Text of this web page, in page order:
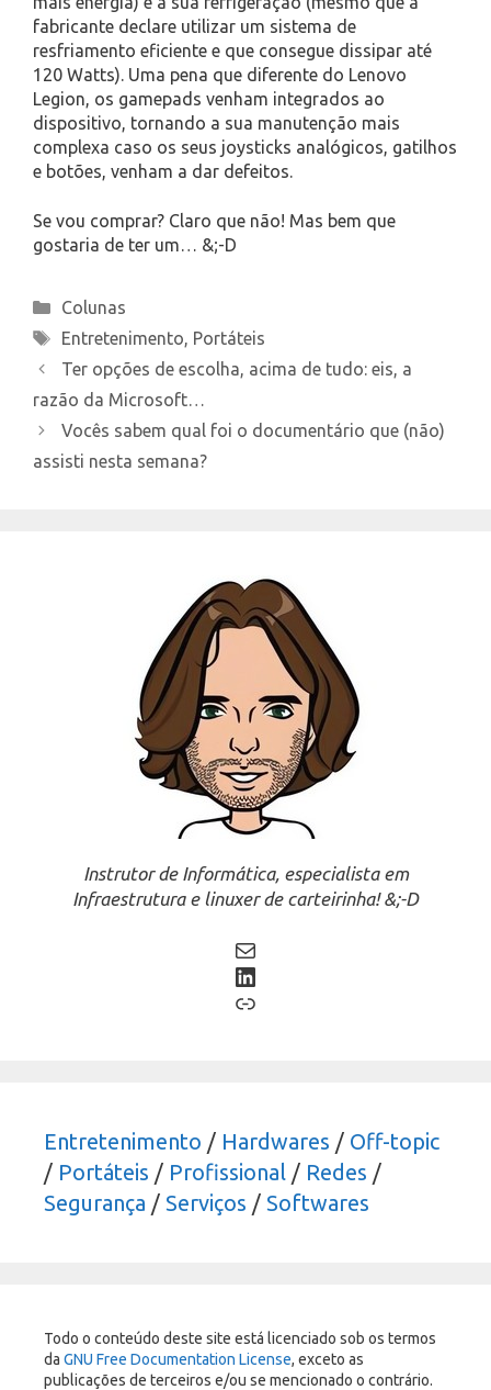
fabricante declare utilizar um sistema de
resfriamento eficiente e que consegue dissipar até
120 Watts). Uma pena que diferente do Lenovo
Legion, os gamepads venham integrados ao
dispositivo, tornando a sua manutenção mais
complexa caso os seus joysticks analógicos, gatilhos
e botões, venham a dar defeitos.
Se vou comprar? Claro que não! Mas bem que
gostaria de ter um… &;-D
Categories
Colunas
Tags
Entretenimento, Portáteis
Ter opções de escolha, acima de tudo: eis, a
razão da Microsoft…
Vocês sabem qual foi o documentário que (não)
assisti nesta semana?
Instrutor de Informática, especialista em
Infraestrutura e linuxer de carteirinha! &;-D
Mail
LinkedIn
Link
Entretenimento / Hardwares / Off-topic
/ Portáteis / Profissional / Redes /
Segurança / Serviços / Softwares
Todo o conteúdo deste site está licenciado sob os termos
da GNU Free Documentation License, exceto as
publicações de terceiros e/ou se mencionado o contrário.